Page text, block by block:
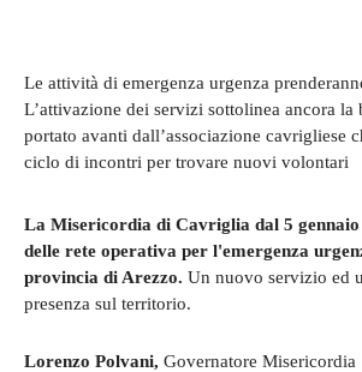
Le attività di emergenza urgenza
L’attivazione dei servizi sottolinea ancora la
portato avanti dall’associazione cavrigliese
ciclo di incontri per trovare nuovi volontari
La Misericordia di Cavriglia dal 5
delle rete operativa per l'emergenza
provincia di Arezzo. Un nuovo servizio ed
presenza sul territorio.
Lorenzo Polvani, Governatore Misericordia